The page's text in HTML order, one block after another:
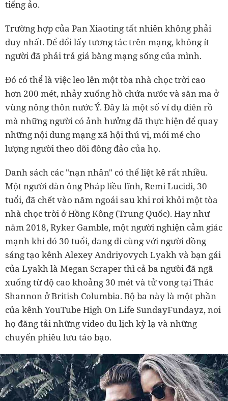
tiếng ảo.
Trường hợp của Pan Xiaoting tất nhiên không phải
duy nhất. Để đổi lấy tương tác trên mạng, không ít
người đã phải trả giá bằng mạng sống của mình.
Đó có thể là việc leo lên một tòa nhà chọc trời cao
hơn 200 mét, nhảy xuống hồ chứa nước và săn ma ở
vùng nông thôn nước Ý. Đây là một số ví dụ điên rồ
mà những người có ảnh hưởng đã thực hiện để quay
những nội dung mạng xã hội thú vị, mới mẻ cho
lượng người theo dõi đông đảo của họ.
Danh sách các "nạn nhân" có thể liệt kê rất nhiều.
Một người đàn ông Pháp liều lĩnh, Remi Lucidi, 30
tuổi, đã chết vào năm ngoái sau khi rơi khỏi một tòa
nhà chọc trời ở Hồng Kông (Trung Quốc). Hay như
năm 2018, Ryker Gamble, một người nghiện cảm giác
mạnh khi đó 30 tuổi, đang đi cùng với người đồng
sáng tạo kênh Alexey Andriyovych Lyakh và bạn gái
của Lyakh là Megan Scraper thì cả ba người đã ngã
xuống từ độ cao khoảng 30 mét và tử vong tại Thác
Shannon ở British Columbia. Bộ ba này là một phần
của kênh YouTube High On Life SundayFundayz, nơi
họ đăng tải những video du lịch kỳ lạ và những
chuyến phiêu lưu táo bạo.